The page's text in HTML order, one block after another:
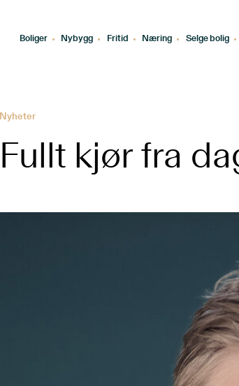
Boliger Nybygg Fritid Næring Selge bolig
Fullt kjør fra
Nyheter